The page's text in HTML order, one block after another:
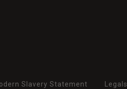
Slavery Statement Legals